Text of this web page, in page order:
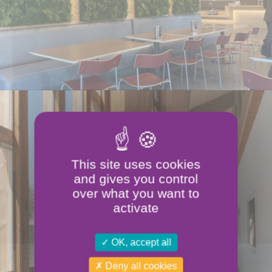
This site uses cookies
and gives you control
over what you want to
activate
OK, accept all
Deny all cookies